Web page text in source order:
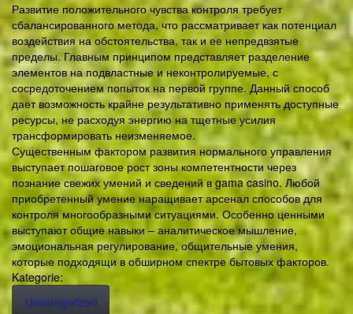
Развитие положительного чувства контроля требует
сбалансированного метода, что рассматривает как потенциал
воздействия на обстоятельства, так и ее непредвзятые
пределы. Главным принципом представляет разделение
элементов на подвластные и неконтролируемые, с
сосредоточением попыток на первой группе. Данный способ
дает возможность крайне результативно применять доступные
ресурсы, не расходуя энергию на тщетные усилия
трансформировать неизменяемое.
Существенным фактором развития нормального управления
выступает пошаговое рост зоны компетентности через
познание свежих умений и сведений в gama casino. Любой
приобретенный умение наращивает арсенал способов для
контроля многообразными ситуациями. Особенно ценными
выступают общие навыки – аналитическое мышление,
эмоциональная регулирование, общительные умения,
которые подходящи в обширном спектре бытовых факторов.
Kategorie:
Uncategorized